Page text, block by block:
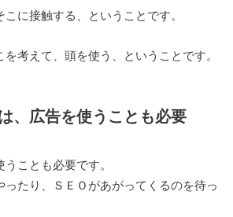
に接触する、ということです。
考えて、頭を使う、ということです。
、広告を使うことも必要
ことも必要です。
たり、ＳＥＯがあがってくるのを待っ